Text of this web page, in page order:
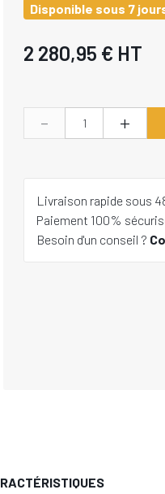
Disponible sous 7
2 280,95 € HT
- +
Livraison rapide sous
Paiement 100%
Besoin d'un conseil ?